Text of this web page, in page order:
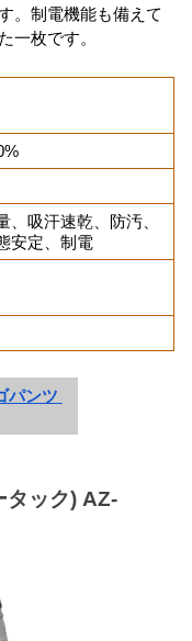
。制電機能も備えて
一枚です。
、吸汗速乾、防汚、
安定、制電
パンツ
タック) AZ-